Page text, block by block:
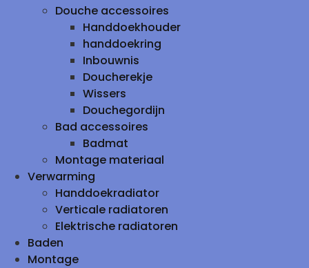
Douche accessoires
Handdoekhouder
handdoekring
Inbouwnis
Doucherekje
Wissers
Douchegordijn
Bad accessoires
Badmat
Montage materiaal
Verwarming
Handdoekradiator
Verticale radiatoren
Elektrische radiatoren
Baden
Montage